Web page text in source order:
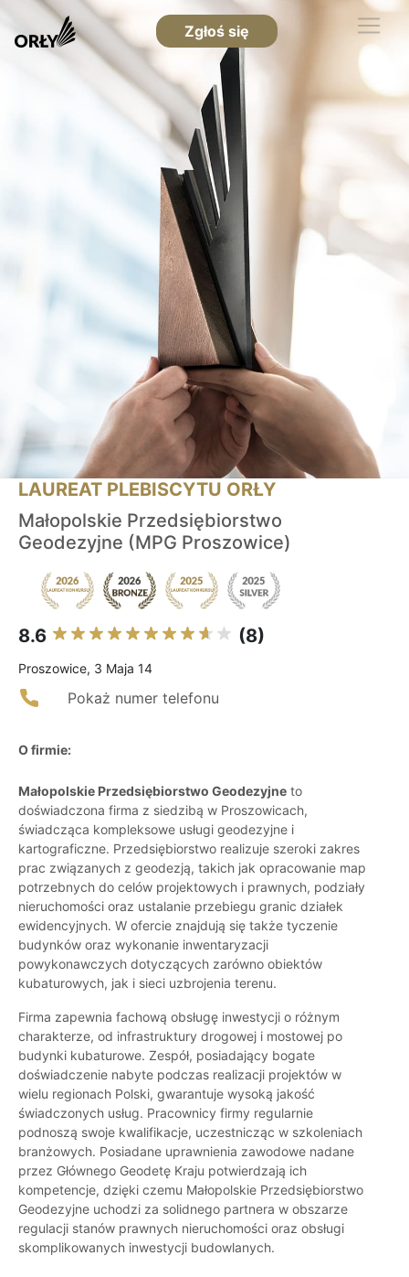
Zgłoś się
LAUREAT PLEBISCYTU ORŁY
Małopolskie Przedsiębiorstwo
Geodezyjne (MPG Proszowice)
8.6 (8)
Proszowice, 3 Maja 14
Pokaż numer telefonu
O firmie:
Małopolskie Przedsiębiorstwo Geodezyjne to
doświadczona firma z siedzibą w Proszowicach,
świadcząca kompleksowe usługi geodezyjne i
kartograficzne. Przedsiębiorstwo realizuje szeroki zakres
prac związanych z geodezją, takich jak opracowanie map
potrzebnych do celów projektowych i prawnych, podziały
nieruchomości oraz ustalanie przebiegu granic działek
ewidencyjnych. W ofercie znajdują się także tyczenie
budynków oraz wykonanie inwentaryzacji
powykonawczych dotyczących zarówno obiektów
kubaturowych, jak i sieci uzbrojenia terenu.
Firma zapewnia fachową obsługę inwestycji o różnym
charakterze, od infrastruktury drogowej i mostowej po
budynki kubaturowe. Zespół, posiadający bogate
doświadczenie nabyte podczas realizacji projektów w
wielu regionach Polski, gwarantuje wysoką jakość
świadczonych usług. Pracownicy firmy regularnie
podnoszą swoje kwalifikacje, uczestnicząc w szkoleniach
branżowych. Posiadane uprawnienia zawodowe nadane
przez Głównego Geodetę Kraju potwierdzają ich
kompetencje, dzięki czemu Małopolskie Przedsiębiorstwo
Geodezyjne uchodzi za solidnego partnera w obszarze
regulacji stanów prawnych nieruchomości oraz obsługi
skomplikowanych inwestycji budowlanych.